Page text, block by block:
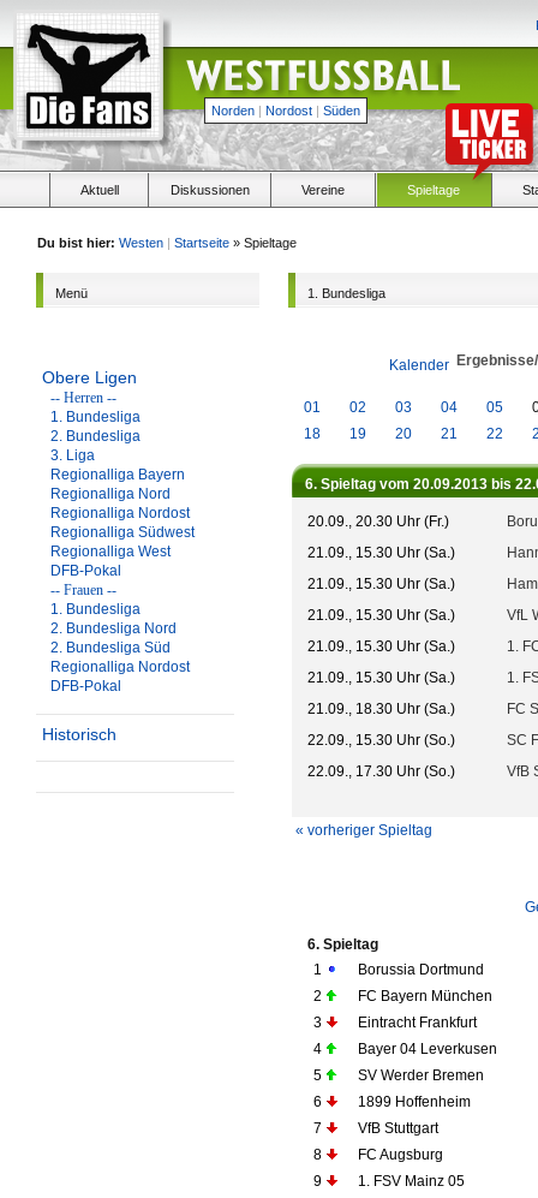
Norden | Nordost | Süden
Aktuell Diskussionen Vereine Spieltage
Du bist hier: Westen | Startseite » Spieltage
Menü
Obere Ligen
-- Herren --
1. Bundesliga
2. Bundesliga
3. Liga
Regionalliga Bayern
Regionalliga Nord
Regionalliga Nordost
Regionalliga Südwest
Regionalliga West
DFB-Pokal
-- Frauen --
1. Bundesliga
2. Bundesliga Nord
2. Bundesliga Süd
Regionalliga Nordost
DFB-Pokal
Historisch
1. Bundesliga
Kalender
01 02 03 04 05
18
19 20 21 22
6. Spieltag vom 20.09.2013 bis
20.09., 20.30 Uhr (Fr.)
21.09., 15.30 Uhr (Sa.)
21.09., 15.30 Uhr (Sa.)
21.09., 15.30 Uhr (Sa.)
VfL
21.09., 15.30 Uhr (Sa.)
1.
21.09., 15.30 Uhr (Sa.)
1.
21.09., 18.30 Uhr (Sa.)
FC
22.09., 15.30 Uhr (So.)
SC
22.09., 17.30 Uhr (So.)
VfB
« vorheriger Spieltag
6. Spieltag
1
Borussia Dortmund
2
FC Bayern München
3
Eintracht Frankfurt
4
Bayer 04 Leverkusen
5
SV Werder Bremen
6
1899 Hoffenheim
7
VfB Stuttgart
8
FC Augsburg
9
1. FSV Mainz 05